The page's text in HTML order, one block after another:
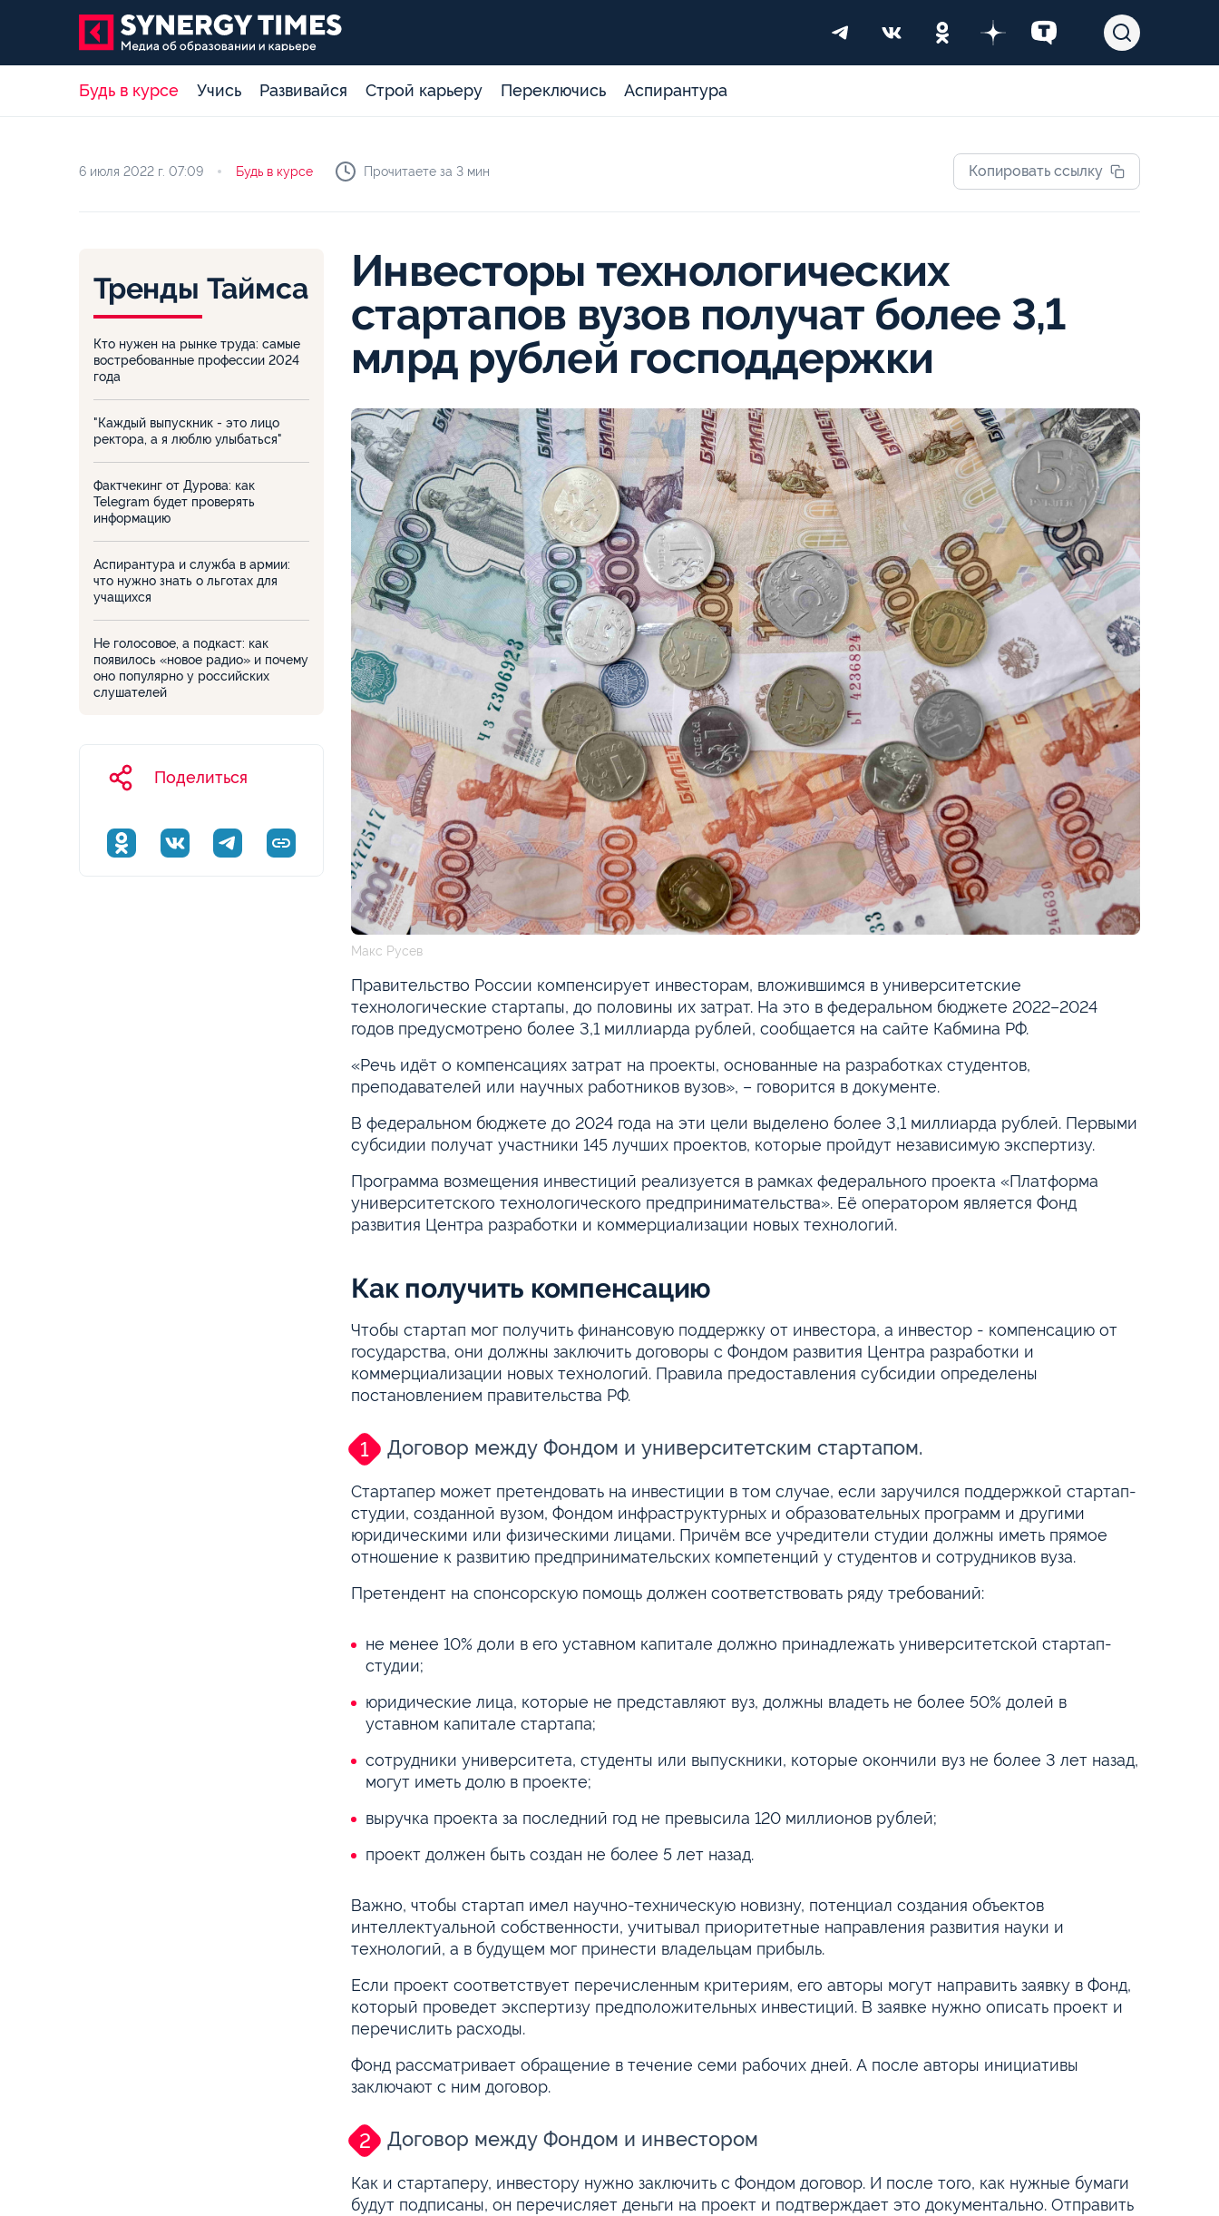
Будь в курсе Учись Развивайся Строй карьеру Переключись Аспирантура
6 июля 2022 г. 07:09 Будь в курсе Прочитаете за 3 мин Копировать ссылку
Тренды Таймса
Кто нужен на рынке труда: самые
востребованные профессии 2024
года
"Каждый выпускник - это лицо
ректора, а я люблю улыбаться"
Фактчекинг от Дурова: как
Telegram будет проверять
информацию
Аспирантура и служба в армии:
что нужно знать о льготах для
учащихся
Не голосовое, а подкаст: как
появилось «новое радио» и почему
оно популярно у российских
слушателей
Поделиться
Инвесторы технологических
стартапов вузов получат более 3,1
млрд рублей господдержки
Макс Русев
Правительство России компенсирует инвесторам, вложившимся в университетские
технологические стартапы, до половины их затрат. На это в федеральном бюджете 2022–2024
годов предусмотрено более 3,1 миллиарда рублей, сообщается на сайте Кабмина РФ.
«Речь идёт о компенсациях затрат на проекты, основанные на разработках студентов,
преподавателей или научных работников вузов», – говорится в документе.
В федеральном бюджете до 2024 года на эти цели выделено более 3,1 миллиарда рублей. Первыми
субсидии получат участники 145 лучших проектов, которые пройдут независимую экспертизу.
Программа возмещения инвестиций реализуется в рамках федерального проекта «Платформа
университетского технологического предпринимательства». Её оператором является Фонд
развития Центра разработки и коммерциализации новых технологий.
Как получить компенсацию
Чтобы стартап мог получить финансовую поддержку от инвестора, а инвестор - компенсацию от
государства, они должны заключить договоры с Фондом развития Центра разработки и
коммерциализации новых технологий. Правила предоставления субсидии определены
постановлением правительства РФ.
Договор между Фондом и университетским стартапом.
Стартапер может претендовать на инвестиции в том случае, если заручился поддержкой стартап-
студии, созданной вузом, Фондом инфраструктурных и образовательных программ и другими
юридическими или физическими лицами. Причём все учредители студии должны иметь прямое
отношение к развитию предпринимательских компетенций у студентов и сотрудников вуза.
Претендент на спонсорскую помощь должен соответствовать ряду требований:
не менее 10% доли в его уставном капитале должно принадлежать университетской стартап-
студии;
юридические лица, которые не представляют вуз, должны владеть не более 50% долей в
уставном капитале стартапа;
сотрудники университета, студенты или выпускники, которые окончили вуз не более 3 лет назад,
могут иметь долю в проекте;
выручка проекта за последний год не превысила 120 миллионов рублей;
проект должен быть создан не более 5 лет назад.
Важно, чтобы стартап имел научно-техническую новизну, потенциал создания объектов
интеллектуальной собственности, учитывал приоритетные направления развития науки и
технологий, а в будущем мог принести владельцам прибыль.
Если проект соответствует перечисленным критериям, его авторы могут направить заявку в Фонд,
который проведет экспертизу предположительных инвестиций. В заявке нужно описать проект и
перечислить расходы.
Фонд рассматривает обращение в течение семи рабочих дней. А после авторы инициативы
заключают с ним договор.
Договор между Фондом и инвестором
Как и стартаперу, инвестору нужно заключить с Фондом договор. И после того, как нужные бумаги
будут подписаны, он перечисляет деньги на проект и подтверждает это документально. Отправить